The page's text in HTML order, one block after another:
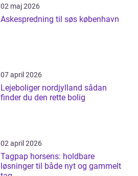
02 maj 2026
Askespredning til søs københavn
07 april 2026
Lejeboliger nordjylland sådan
finder du den rette bolig
02 april 2026
Tagpap horsens: holdbare
løsninger til både nyt og gammelt